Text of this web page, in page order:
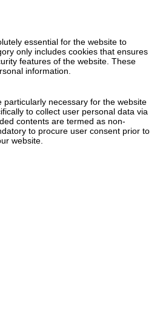
essential for the website to
only includes cookies that ensures
features of the website. These
information.
particularly necessary for the website
to collect user personal data via
contents are termed as non-
to procure user consent prior to
website.